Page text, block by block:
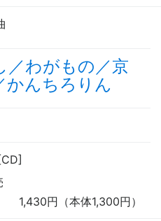
／わがもの／京
かんちろりん
1,430円（本体1,300円）